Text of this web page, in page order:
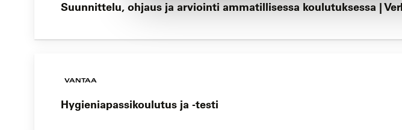
Suunnittelu, ohjaus ja arviointi ammatillisessa koulutuksessa |
VANTAA
Hygieniapassikoulutus ja -testi